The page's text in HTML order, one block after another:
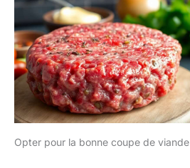
Opter pour la bonne coupe de viande